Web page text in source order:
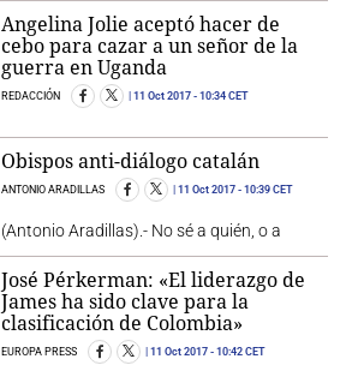
Angelina Jolie aceptó hacer de
cebo para cazar a un señor de la
guerra en Uganda
REDACCIÓN 11 Oct 2017 - 10:34 CET
Obispos anti-diálogo catalán
ANTONIO ARADILLAS 11 Oct 2017 - 10:39 CET
(Antonio Aradillas).- No sé a quién, o a
José Pérkerman: «El liderazgo de
James ha sido clave para la
clasificación de Colombia»
EUROPA PRESS 11 Oct 2017 - 10:42 CET